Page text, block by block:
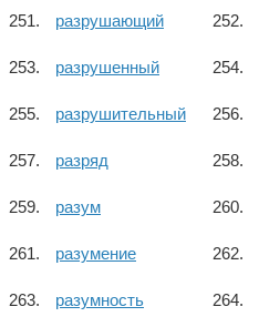
разрушающий
разрушенный
разрушительный
разряд
разум
разумение
разумность